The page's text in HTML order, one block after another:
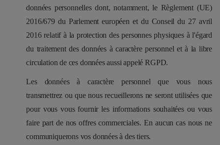
données personnelles dont, notamment, le Règlement (UE)
2016/679 du Parlement européen et du Conseil du 27 avril
2016 relatif à la protection des personnes physiques à l'égard
du traitement des données à caractère personnel et à la libre
circulation de ces données aussi appelé RGPD.
Les données à caractère personnel que vous nous
transmettrez ou que nous recueillerons ne seront utilisées que
pour vous vous fournir les informations souhaitées ou vous
faire part de nos offres commerciales. En aucun cas nous ne
communiquerons vos données à des tiers.